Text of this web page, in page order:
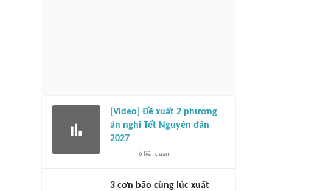
[Video] Đề xuất 2 phương
án nghỉ Tết Nguyên đán
2027
6 liên quan
3 cơn bão cùng lúc xuất